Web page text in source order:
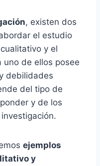
, existen dos
el estudio
y el
de ellos posee
debilidades
del tipo de
y de los
ejemplos
y